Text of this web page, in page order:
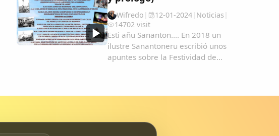
Wifredo | 12-01-2024| Noticias |
14702 visit
Esti añu Sananton.... En 2018 un
ilustre Sanantoneru escribió unos
apuntes sobre la Festividad de